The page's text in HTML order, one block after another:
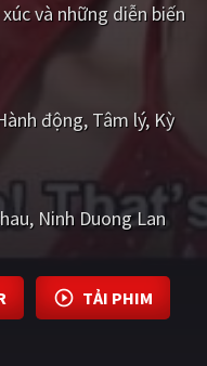
và những diễn biến
động Tâm lý Kỳ
Ninh Duong Lan
TẢI PHIM